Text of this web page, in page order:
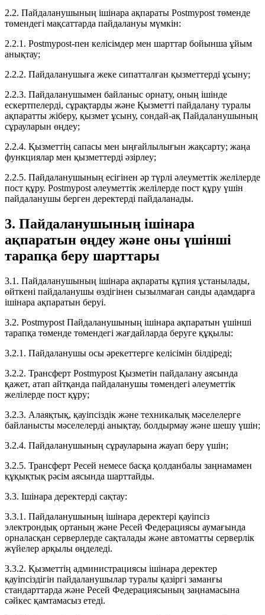
2.2. Пайдаланушының ішінара ақпараты Postmypost төменде
төмендегі мақсаттарда пайдалануы мүмкін:
2.2.1. Postmypost-пен келісімдер мен шарттар бойынша ұйым
анықтау;
2.2.2. Пайдаланушыға жеке сипатталған қызметтерді ұсыну;
2.2.3. Пайдаланушымен байланыс орнату, оның ішінде
ескертпелерді, сұрақтарды және Қызметті пайдалану туралы
ақпаратты жіберу, қызмет ұсыну, сондай-ақ Пайдаланушының
сұрауларын өңдеу;
2.2.4. Қызметтің сапасы мен ыңғайлылығын жақсарту; жаңа
функциялар мен қызметтерді әзірлеу;
2.2.5. Пайдаланушының есігінен әр түрлі әлеуметтік желілерде
пост құру. Postmypost әлеуметтік желілерде пост құру үшін
пайдаланушы берген деректерді пайдаланады.
3. Пайдаланушының ішінара
ақпаратын өңдеу және оны үшінші
тарапқа беру шарттары
3.1. Пайдаланушының ішінара ақпараты құпия ұстанылады,
өйткені пайдаланушы өздігінен сызылмаған санды адамдарға
ішінара ақпаратын беруі.
3.2. Postmypost Пайдаланушының ішінара ақпаратын үшінші
тарапқа төменде төмендегі жағдайларда беруге құқылы:
3.2.1. Пайдаланушы осы әрекеттерге келісімін білдіреді;
3.2.2. Трансферт Postmypost Қызметін пайдалану аясында
қажет, атап айтқанда пайдаланушы төмендегі әлеуметтік
желілерде пост құру;
3.2.3. Алаяқтық, қауіпсіздік және техникалық мәселелерге
байланысты мәселелерді анықтау, болдырмау және шешу үшін;
3.2.4. Пайдаланушының сұрауларына жауап беру үшін;
3.2.5. Трансферт Ресей немесе басқа қолданбалы заңнамамен
құқықтық рәсім аясында шарттайды.
3.3. Ішінара деректерді сақтау:
3.3.1. Пайдаланушының ішінара деректері қауіпсіз
электрондық ортаның және Ресей Федерациясы аумағында
орналасқан серверлерде сақталады және автоматты серверлік
жүйелер арқылы өңделеді.
3.3.2. Қызметтің администрациясы ішінара деректер
қауіпсіздігін пайдаланушылар туралы қазіргі заманғы
стандарттарда және Ресей Федерациясының заңнамасына
сәйкес қамтамасыз етеді.